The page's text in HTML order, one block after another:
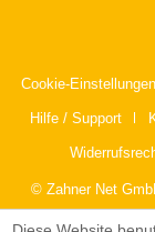
Cookie-Einstellungen
Hilfe / Support
© Zahner Net